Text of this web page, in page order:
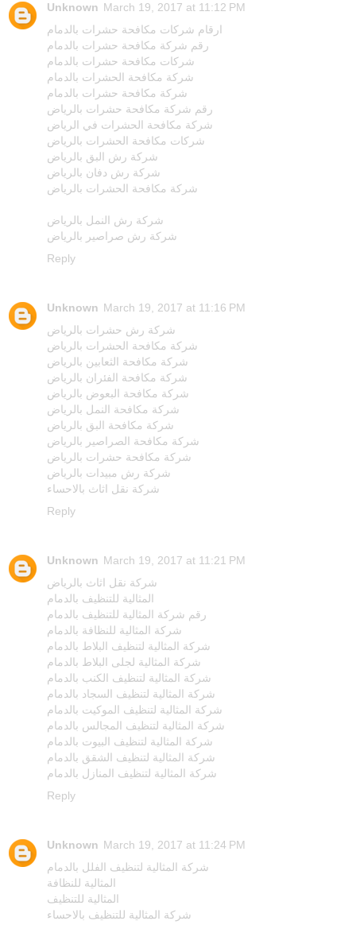
Unknown March 19, 2017 at 11:12 PM
ارقام شركات مكافحة حشرات بالدمام
رقم شركة مكافحة حشرات بالدمام
شركات مكافحة حشرات بالدمام
شركة مكافحة الحشرات بالدمام
شركة مكافحة حشرات بالدمام
رقم شركة مكافحة حشرات بالرياض
شركة مكافحة الحشرات في الرياض
شركات مكافحة الحشرات بالرياض
شركة رش البق بالرياض
شركة رش دفان بالرياض
شركة مكافحة الحشرات بالرياض
شركة رش النمل بالرياض
شركة رش صراصير بالرياض
Reply
Unknown March 19, 2017 at 11:16 PM
شركة رش حشرات بالرياض
شركة مكافحة الحشرات بالرياض
شركة مكافحة الثعابين بالرياض
شركة مكافحة الفئران بالرياض
شركة مكافحة البعوض بالرياض
شركة مكافحة النمل بالرياض
شركة مكافحة البق بالرياض
شركة مكافحة الصراصير بالرياض
شركة مكافحة حشرات بالرياض
شركة رش مبيدات بالرياض
شركة نقل اثاث بالاحساء
Reply
Unknown March 19, 2017 at 11:21 PM
شركة نقل اثاث بالرياض
المثالية للتنظيف بالدمام
رقم شركة المثالية للتنظيف بالدمام
شركة المثالية للنظافة بالدمام
شركة المثالية لتنظيف البلاط بالدمام
شركة المثالية لجلى البلاط بالدمام
شركة المثالية لتنظيف الكنب بالدمام
شركة المثالية لتنظيف السجاد بالدمام
شركة المثالية لتنظيف الموكيت بالدمام
شركة المثالية لتنظيف المجالس بالدمام
شركة المثالية لتنظيف البيوت بالدمام
شركة المثالية لتنظيف الشقق بالدمام
شركة المثالية لتنظيف المنازل بالدمام
Reply
Unknown March 19, 2017 at 11:24 PM
شركة المثالية لتنظيف الفلل بالدمام
المثالية للنظافة
المثالية للتنظيف
شركة المثالية للتنظيف بالاحساء